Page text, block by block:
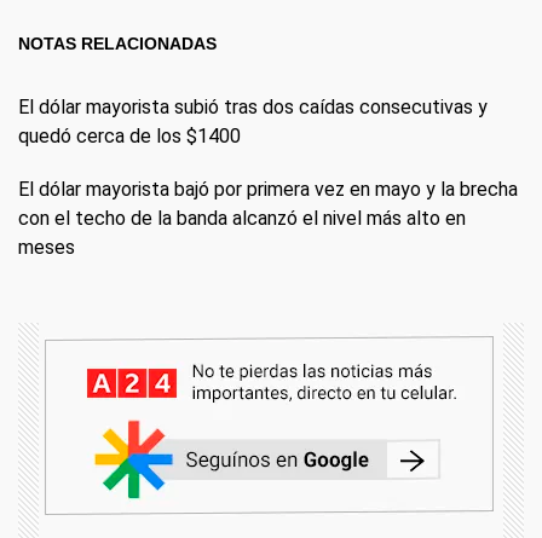
NOTAS RELACIONADAS
El dólar mayorista subió tras dos caídas consecutivas y
quedó cerca de los $1400
El dólar mayorista bajó por primera vez en mayo y la brecha
con el techo de la banda alcanzó el nivel más alto en
meses